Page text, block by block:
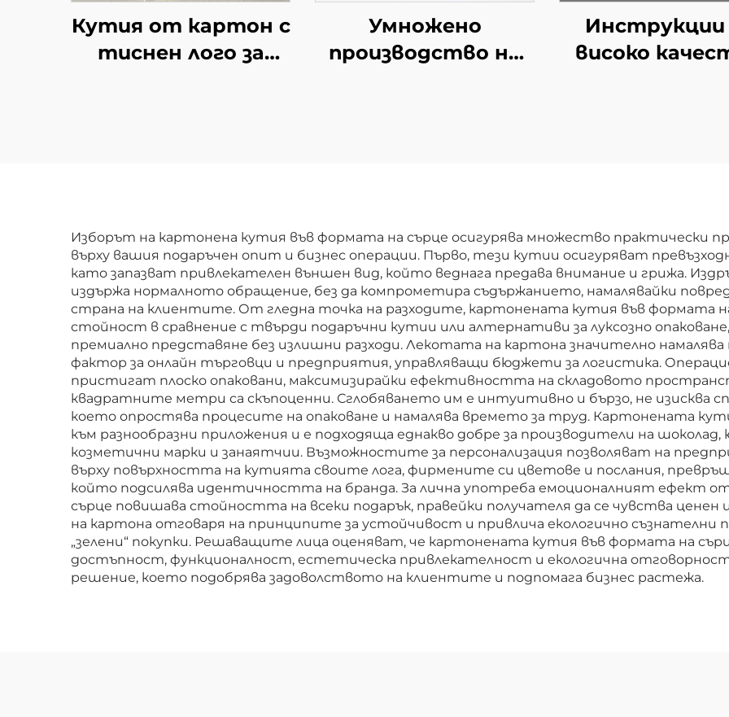
Кутия от картон с
тиснен лого за
в търговията
Умножено
производство на
кутия за подаръци
с капак и основа
Инструкции
високо
Изборът на картонена кутия във формата на сърце осигурява множество практически
върху вашия подаръчен опит и бизнес операции. Първо, тези кутии осигуряват
като запазват привлекателен външен вид, който веднага предава внимание и грижа.
издържа нормалното обращение, без да компрометира съдържанието, намалявайки
страна на клиентите. От гледна точка на разходите, картонената кутия във формата
стойност в сравнение с твърди подаръчни кутии или алтернативи за луксозно
премиално представяне без излишни разходи. Лекотата на картона значително
фактор за онлайн търговци и предприятия, управляващи бюджети за логистика.
пристигат плоско опаковани, максимизирайки ефективността на складовото
квадратните метри са скъпоценни. Сглобяването им е интуитивно и бързо, не изисква
което опростява процесите на опаковане и намалява времето за труд. Картонената
към разнообразни приложения и е подходяща еднакво добре за производители на шоколад,
козметични марки и занаятчии. Възможностите за персонализация позволяват на
върху повърхността на кутията своите лога, фирмените си цветове и послания,
който подсилява идентичността на бранда. За лична употреба емоционалният ефект
сърце повишава стойността на всеки подарък, правейки получателя да се чувства
на картона отговаря на принципите за устойчивост и привлича екологично
„зелени“ покупки. Решаващите лица оценяват, че картонената кутия във формата на
достъпност, функционалност, естетическа привлекателност и екологична отговорност
решение, което подобрява задоволството на клиентите и подпомага бизнес растежа.